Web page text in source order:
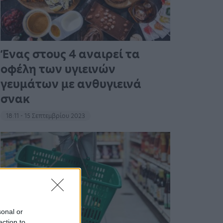
or
Ένας στους 4 αναιρεί τα
οφέλη των υγιεινών
γευμάτων με ανθυγιεινά
σνακ
18:11 - 15 Σεπτεμβρίου 2023